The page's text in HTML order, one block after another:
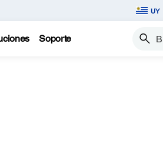
UY
Soporte Buscar